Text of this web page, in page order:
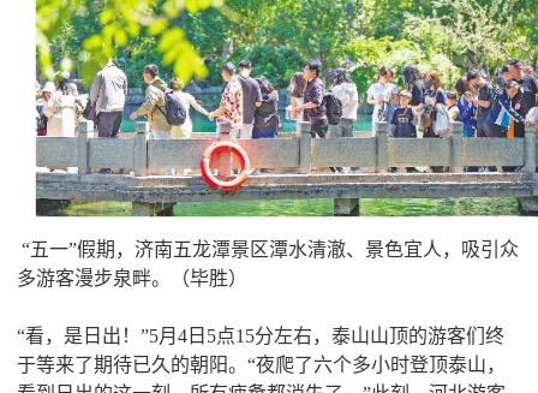
“五一”假期，济南五龙潭景区潭水清澈、景色宜人，吸引众
多游客漫步泉畔。（毕胜）
“看，是日出！”5月4日5点15分左右，泰山山顶的游客们终
于等来了期待已久的朝阳。“夜爬了六个多小时登顶泰山，